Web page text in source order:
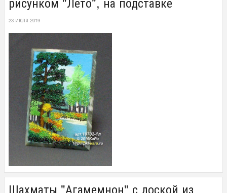
23 ИЮЛЯ 2019
Шахматы "Агамемнон" с доской из